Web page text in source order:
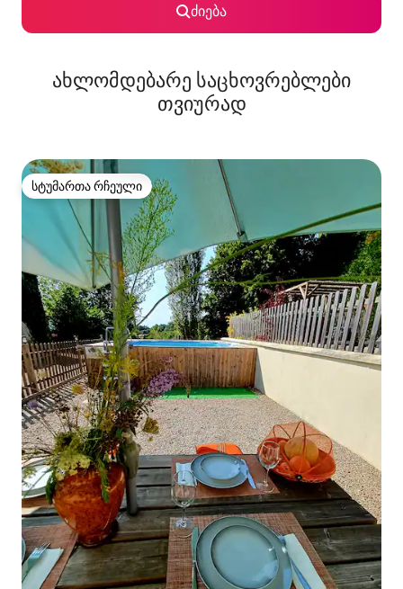
ძიება
ახლომდებარე საცხოვრებლები
თვიურად
სტუმართა რჩეული
სტუმართა რჩეული